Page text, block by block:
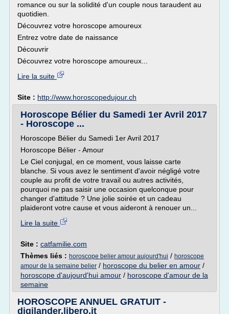
romance ou sur la solidité d'un couple nous taraudent au
quotidien.
Découvrez votre horoscope amoureux
Entrez votre date de naissance
Découvrir
Découvrez votre horoscope amoureux...
Lire la suite
Site : http://www.horoscopedujour.ch
Horoscope Bélier du Samedi 1er Avril 2017
- Horoscope ...
Horoscope Bélier du Samedi 1er Avril 2017
Horoscope Bélier - Amour
Le Ciel conjugal, en ce moment, vous laisse carte
blanche. Si vous avez le sentiment d'avoir négligé votre
couple au profit de votre travail ou autres activités,
pourquoi ne pas saisir une occasion quelconque pour
changer d'attitude ? Une jolie soirée et un cadeau
plaideront votre cause et vous aideront à renouer un...
Lire la suite
Site : catfamilie.com
Thèmes liés : horoscope belier amour aujourd'hui / horoscope
amour de la semaine belier / horoscope du belier en amour /
horoscope d'aujourd'hui amour / horoscope d'amour de la
semaine
HOROSCOPE ANNUEL GRATUIT -
digilander.libero.it